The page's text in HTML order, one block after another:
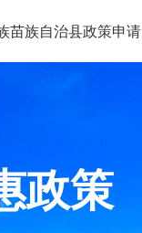
苗族自治县政策申请
政策